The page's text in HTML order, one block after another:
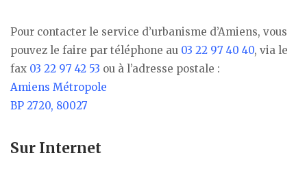
Pour contacter le service d’urbanisme d’Amiens, vous
pouvez le faire par téléphone au 03 22 97 40 40, via le
fax 03 22 97 42 53 ou à l’adresse postale :
Amiens Métropole
BP 2720, 80027
Sur Internet